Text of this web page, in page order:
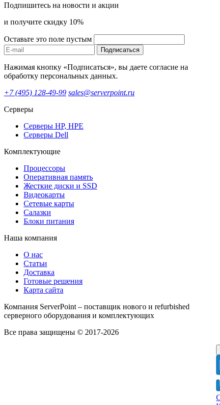
Подпишитесь на новости и акции
и получите скидку 10%
Оставьте это поле пустым
Подписаться
Нажимая кнопку «Подписаться», вы даете согласие на
обработку персональных данных.
+7 (495) 128-49-99 sales@serverpoint.ru
Серверы
Серверы HP, HPE
Серверы Dell
Комплектующие
Процессоры
Оперативная память
Жесткие диски и SSD
Видеокарты
Сетевые карты
Салазки
Блоки питания
Наша компания
О нас
Статьи
Доставка
Готовые решения
Карта сайта
Компания ServerPoint – поставщик нового и refurbished
серверного оборудования и комплектующих
Все права защищены © 2017-2026